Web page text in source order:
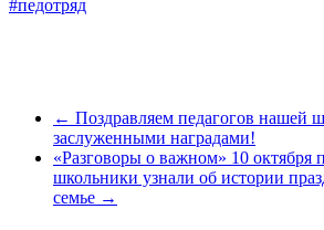
#педотряд
← Поздравляем педагогов нашей
заслуженными наградами!
«Разговоры о важном» 10 октября
школьники узнали об истории
семье →